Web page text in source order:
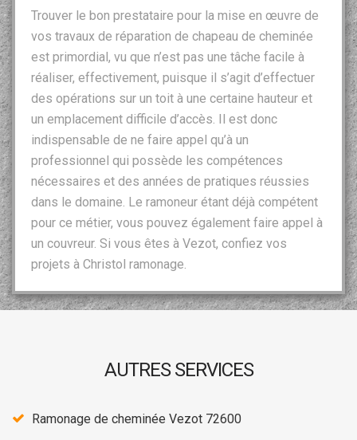
Trouver le bon prestataire pour la mise en œuvre de
vos travaux de réparation de chapeau de cheminée
est primordial, vu que n’est pas une tâche facile à
réaliser, effectivement, puisque il s’agit d’effectuer
des opérations sur un toit à une certaine hauteur et
un emplacement difficile d’accès. Il est donc
indispensable de ne faire appel qu’à un
professionnel qui possède les compétences
nécessaires et des années de pratiques réussies
dans le domaine. Le ramoneur étant déjà compétent
pour ce métier, vous pouvez également faire appel à
un couvreur. Si vous êtes à Vezot, confiez vos
projets à Christol ramonage.
AUTRES SERVICES
Ramonage de cheminée Vezot 72600